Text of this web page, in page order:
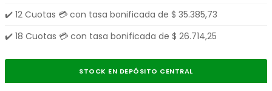
✔️ 12 Cuotas 💳 con tasa bonificada de $ 35.385,73
✔️ 18 Cuotas 💳 con tasa bonificada de $ 26.714,25
STOCK EN DEPÓSITO CENTRAL